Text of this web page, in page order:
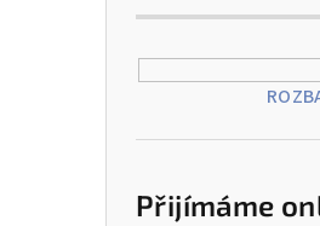
Přijímáme